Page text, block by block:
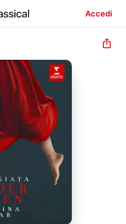
Accedi